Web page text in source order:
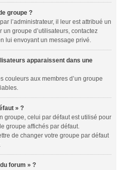
groupe ?
l’administrateur, il leur est attribué un
groupe d’utilisateurs, contactez
lui envoyant un message privé.
apparaissent dans une
couleurs aux membres d’un groupe
» ?
groupe, celui par défaut est utilisé pour
groupe affichés par défaut.
de changer votre groupe par défaut
forum » ?